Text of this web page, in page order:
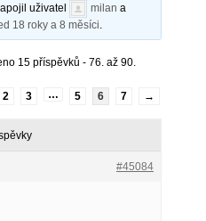
uživatel
milan a
18 roky a 8 měsíci.
15 příspěvků - 76. až 90.
2 3 … 5 6 7 →
#45084